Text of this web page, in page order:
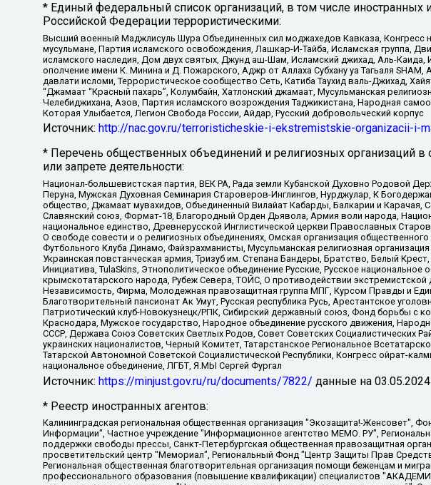
* Единый федеральный список организаций, в том числе иностранных
Российской Федерации террористическими:
Высший военный Маджлисуль Шура Объединенных сил моджахедов Кавказа, Конгресс
мусульмане, Партия исламского освобождения, Лашкар-И-Тайба, Исламская группа,
исламского наследия, Дом двух святых, Джунд аш-Шам, Исламский джихад, Аль-
ополчение имени К. Минина и Д. Пожарского, Аджр от Аллаха Субхану уа Тагьаля
давлати исломи, Террористическое сообщество Сеть, Катиба Таухид валь-Джихад,
“Джамаат “Красный пахарь”, Колумбайн, Хатлонский джамаат, Мусульманская
Челебиджихана, Азов, Партия исламского возрождения Таджикистана, Народная
Которая Улыбается, Легион Свобода России, Айдар, Русский добровольческий корпус
Источник: http://nac.gov.ru/terroristicheskie-i-ekstremistskie-organizacii-i-
* Перечень общественных объединений и религиозных организаций
или запрете деятельности:
Национал-большевистская партия, ВЕК РА, Рада земли Кубанской Духовно Родовой
Перуна, Мужская Духовная Семинария Староверов-Инглингов, Нурджулар, К
общество, Джамаат мувахидов, Объединенный Вилайат Кабарды, Балкарии и Карачая,
Славянский союз, Формат-18, Благородный Орден Дьявола, Армия воли народа,
национальное единство, Древнерусской Инглистической церкви Православных
О свободе совести и о религиозных объединениях, Омская организация
Футбольного Клуба Динамо, Файзрахманисты, Мусульманская религиозная
Украинская повстанческая армия, Тризуб им. Степана Бандеры, Братство, Белый
Инициатива, TulaSkins, Этнополитическое объединение Русские, Русское
крымскотатарского народа, Рубеж Севера, ТОЙС, О противодействии
Независимость, Фирма, Молодежная правозащитная группа МПГ, Курсом Правды и
Благотворительный пансионат Ак Умут, Русская республика Русь, Арестантское
Патриотический клуб-Новокузнецк/РПК, Сибирский державный союз, Фонд борьбы с
Краснодара, Мужское государство, Народное объединение русского движения,
СССР, Держава Союз Советских Светлых Родов, Совет Советских Социалистических
украинских националистов, Черный Комитет, Татарстанское Региональное
Татарской Автономной Советской Социалистической Республики, Конгресс ойрат-
национальное объединение, ЛГБТ, Я.МЫ Сергей Фургал
Источник: https://minjust.gov.ru/ru/documents/7822/ данные на 03.05.2024
* Реестр иностранных агентов:
Калининградская региональная общественная организация "Экозащита!-Женсовет", Фонд содействия защите прав и свобод граждан "Общественный вердикт", Фонд "Институт Развития Свободы Информации", Частное учреждение "Информационное агентство МЕМО. РУ", Региональная общественная организация "Общественная комиссия по сохранению наследия академика Сахарова", Фонд поддержки свободы прессы, Санкт-Петербургская общественная правозащитная организация "Гражданский контроль", Межрегиональная общественная организация "Информационно-просветительский центр "Мемориал", Региональный Фонд "Центр Защиты Прав Средств Массовой Информации", с 05.12.2023 Фонд "Центр Защиты Прав Средств массовой информации", Региональная общественная благотворительная организация помощи беженцам и мигрантам "Гражданское содействие", Негосударственное образовательное учреждение дополнительного профессионального образования (повышение квалификации) специалистов "АКАДЕМИЯ ПО ПРАВАМ ЧЕЛОВЕКА", Свердловская региональная общественная организация "Сутяжник", Автономная некоммерческая организация "Центр независимых социологических исследований", Союз общественных объединений "Российский исследовательский центр по правам человека", Региональное общественное учреждение научно-информационный центр "МЕМОРИАЛ", Некоммерческая организация "Фонд защиты гласности", Автономная некоммерческая организация "Институт прав человека", Городская общественная организация "Екатеринбургское общество "МЕМОРИАЛ", Городская общественная организация "Рязанское историко-просветительское и правозащитное общество "Мемориал" (Рязанский Мемориал), Челябинский региональный орган общественной самодеятельности – женское общественное объединение "Женщины Евразии", Челябинский региональный орган общественной самодеятельности "Уральская правозащитная группа", Фонд содействия защите здоровья и социальной справедливости имени Андрея Рылькова, Автономная Некоммерческая Организация "Аналитический Центр Юрия Левады", Автономная некоммерческая организация социальной поддержки населения "Проект Апрель", Региональная общественная организация помощи женщинам и детям, находящимся в кризисной ситуации "Информационно-методический центр "Анна", Фонд содействия развитию массовых коммуникаций и правовому просвещению "Так-так-Так", Фонд содействия устойчивому развитию "Серебряная тайга", Свердловский региональный общественный фонд социальных проектов "Новое время", "Idel.Реалии", Кавказ.Реалии, Крым.Реалии, Телеканал Настоящее Время, Татаро-башкирская служба Радио Свобода (Azatliq Radiosi), Радио Свободная Европа/Радио Свобода (PCE/PC), "Сибирь.Реалии", "Фактограф", Благотворительный фонд помощи осужденным и их семьям, Автономная некоммерческая организация "Институт глобализации и социальных движений", Фонд "В защиту прав заключенных", Частное учреждение "Центр поддержки и содействия развитию средств массовой информации", Пензенский региональный общественный благотворительный фонд "Гражданский союз", "Север.Реалии", Некоммерческая организация Фонд "Правовая инициатива", Общество с ограниченной ответственностью "Радио Свободная Европа/Радио Свобода", Чешское информационное агентство "MEDIUM-ORIENT", Красноярская региональная общественная организация "Мы против СПИДа", Камалягин Денис Николаевич, Маркелов Сергей Евгеньевич, Пономарев Лев Александрович, Савицкая Людмила Алексеевна, Автономная некоммерческая организация "Центр по работе с проблемой насилия "НАСИЛИЮ.НЕТ", Межрегиональный профессиональный союз работников здравоохранения "Альянс врачей", Юридическое лицо, зарегистрированное в Латвийской Республике, SIA "Medusa Project" (регистрационный номер 40103797863, дата регистрации 10.06.2014), Некоммерческая организация "Фонд по борьбе с коррупцией", Автономная некоммерческая организация "Институт права и публичной политики", Баданин Роман Сергеевич, Гликин Максим Александрович, Железнова Мария Михайловна, Лукьянова Юлия Сергеевна, Маетная Елизавета Витальевна, Маняхин Петр Борисович, Чуракова Ольга Владимировна, Ярош Юлия Петровна, Юридическое лицо "The Insider SIA", зарегистрированное в Риге, Латвийская Республика (дата регистрации 26.06.2015), являющееся администратором доменного имени интернет-издания "The Insider SIA", https://theins.ru, Постернак Алексей Евгеньевич, Рубин Михаил Аркадьевич, Анин Роман Александрович, Юридическое лицо Istories fonds, зарегистрированное в Латвийской